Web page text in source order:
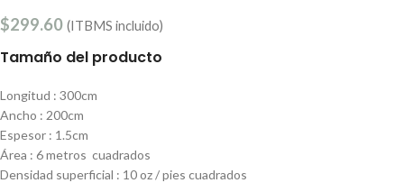
$299.60 (ITBMS incluido)
Tamaño del producto
Longitud : 300cm
Ancho : 200cm
Espesor : 1.5cm
Área : 6 metros cuadrados
Densidad superficial : 10 oz / pies cuadrados